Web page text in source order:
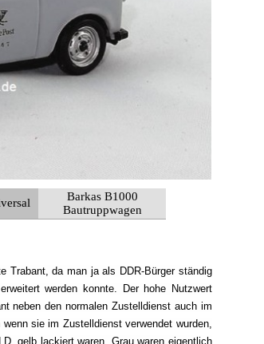
Barkas B1000
Bautruppwagen
Trabant, da man ja als DDR-Bürger ständig
werden konnte. Der hohe Nutzwert
neben den normalen Zustelldienst auch im
sie im Zustelldienst verwendet wurden,
gelb lackiert waren. Grau waren eigentlich